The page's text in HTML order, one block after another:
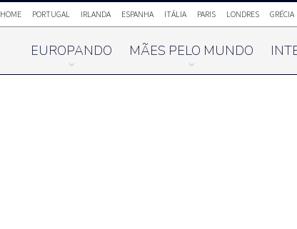
HOME PORTUGAL IRLANDA ESPANHA ITÁLIA PARIS LONDRES GRÉCIA
EUROPANDO MÃES PELO MUNDO